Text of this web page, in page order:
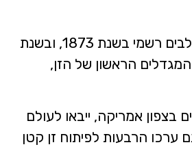
הביגל הוכר כגזע כלבים רשמי בשנת 1873, ובשנת
המגדלים הראשון של הזן,
אמריקה, ייבאו לעולם
הרבעות לפיתוח זן קטן